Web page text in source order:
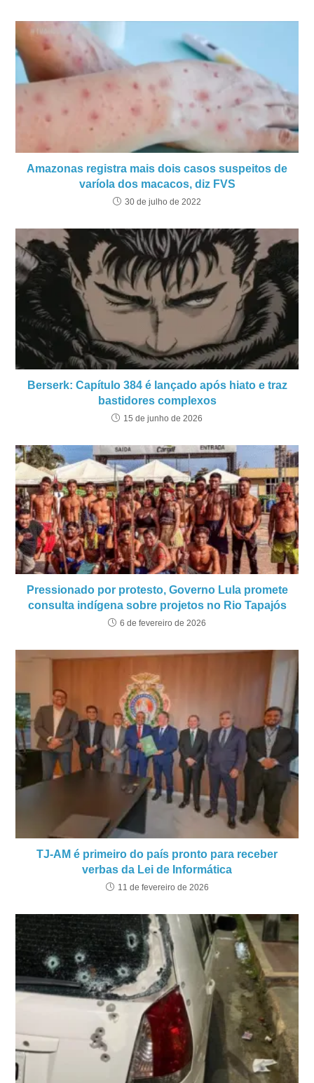
Amazonas registra mais dois casos suspeitos de
varíola dos macacos, diz FVS
30 de julho de 2022
Berserk: Capítulo 384 é lançado após hiato e traz
bastidores complexos
15 de junho de 2026
Pressionado por protesto, Governo Lula promete
consulta indígena sobre projetos no Rio Tapajós
6 de fevereiro de 2026
TJ-AM é primeiro do país pronto para receber
verbas da Lei de Informática
11 de fevereiro de 2026